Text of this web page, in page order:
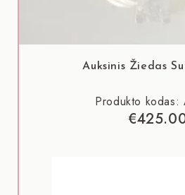
Auksinis Žiedas
Produkto kodas:
€